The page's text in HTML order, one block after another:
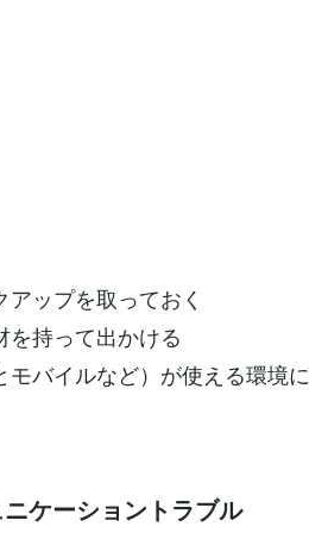
ップを取っておく
を持って出かける
バイルなど）が使える環境
ケーショントラブル